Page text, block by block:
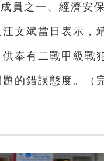
員之一、經濟安
文斌當日表示，
奉有二戰甲級戰
的錯誤態度。（